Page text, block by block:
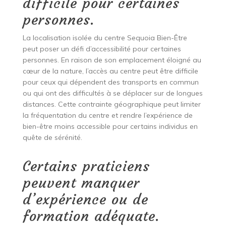
personnes.
La localisation isolée du centre Sequoia Bien-Être
peut poser un défi d’accessibilité pour certaines
personnes. En raison de son emplacement éloigné au
cœur de la nature, l’accès au centre peut être difficile
pour ceux qui dépendent des transports en commun
ou qui ont des difficultés à se déplacer sur de longues
distances. Cette contrainte géographique peut limiter
la fréquentation du centre et rendre l’expérience de
bien-être moins accessible pour certains individus en
quête de sérénité.
Certains praticiens
peuvent manquer
d’expérience ou de
formation adéquate.